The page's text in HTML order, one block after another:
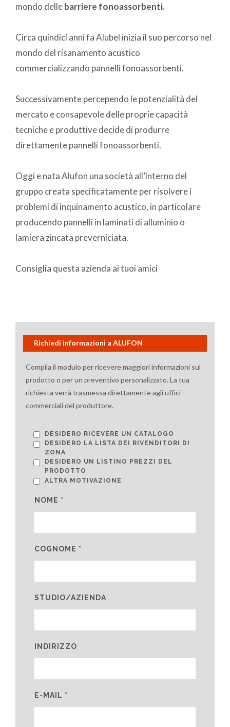
mondo dellebarriere fonoassorbenti.
Circa quindici anni fa Alubel inizia il suo percorso nel
mondo del risanamento acustico
commercializzando pannelli fonoassorbenti.
Successivamente percependo le potenzialità del
mercato e consapevole delle proprie capacità
tecniche e produttive decide di produrre
direttamente pannelli fonoassorbenti.
Oggi e nata Alufon una società all’interno del
gruppo creata specificatamente per risolvere i
problemi di inquinamento acustico, in particolare
producendo pannelli in laminati di alluminio o
lamiera zincata preverniciata.
Consiglia questa azienda ai tuoi amici
Richiedi informazioni a ALUFON
Compila il modulo per ricevere maggiori informazioni sul
prodotto o per un preventivo personalizzato. La tua
richiesta verrà trasmessa direttamente agli uffici
commerciali del produttore.
DESIDERO RICEVERE UN CATALOGO
DESIDERO LA LISTA DEI RIVENDITORI DI
ZONA
DESIDERO UN LISTINO PREZZI DEL
PRODOTTO
ALTRA MOTIVAZIONE
NOME *
COGNOME *
STUDIO/AZIENDA
INDIRIZZO
E-MAIL *